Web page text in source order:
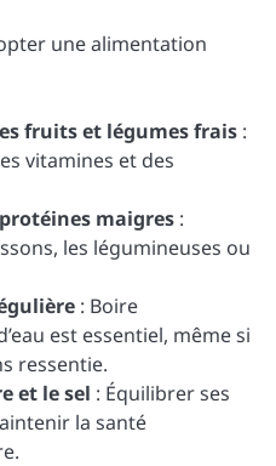
une alimentation
fruits et légumes frais :
vitamines et des
maigres :
les légumineuses ou
: Boire
est essentiel, même si
ressentie.
et le sel : Équilibrer ses
la santé